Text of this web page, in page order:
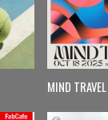
MIND TRAVEL